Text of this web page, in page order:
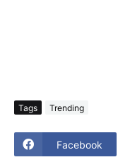
Tags Trending
Facebook